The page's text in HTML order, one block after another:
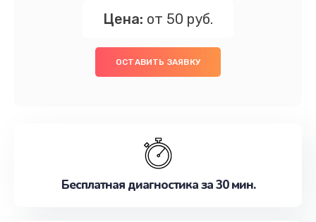
Цена: от 50 руб.
ОСТАВИТЬ ЗАЯВКУ
Бесплатная диагностика за 30 мин.